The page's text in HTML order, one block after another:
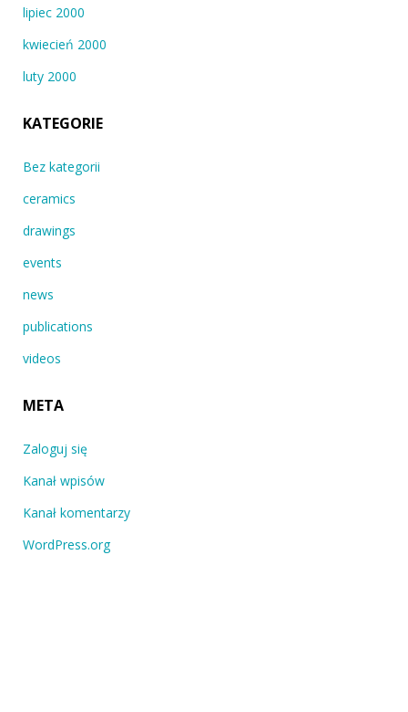
lipiec 2000
kwiecień 2000
luty 2000
KATEGORIE
Bez kategorii
ceramics
drawings
events
news
publications
videos
META
Zaloguj się
Kanał wpisów
Kanał komentarzy
WordPress.org